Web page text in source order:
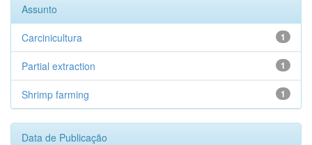
Assunto
1
Carcinicultura
1
Partial extraction
1
Shrimp farming
Data de Publicação